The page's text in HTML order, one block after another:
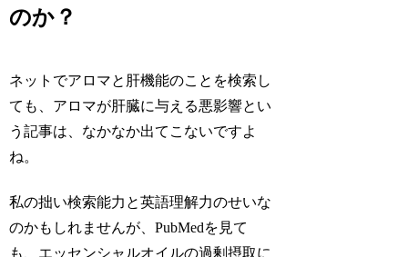
のか？
ネットでアロマと肝機能のことを検索し
ても、アロマが肝臓に与える悪影響とい
う記事は、なかなか出てこないですよ
ね。
私の拙い検索能力と英語理解力のせいな
のかもしれませんが、PubMedを見て
も、エッセンシャルオイルの過剰摂取に